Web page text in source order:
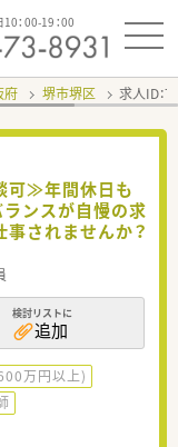
：00-19：00
府 堺市堺区 求人ID：
可≫年間休日も
ンスが自慢の求
されませんか？
検討リストに
追加
万円以上)